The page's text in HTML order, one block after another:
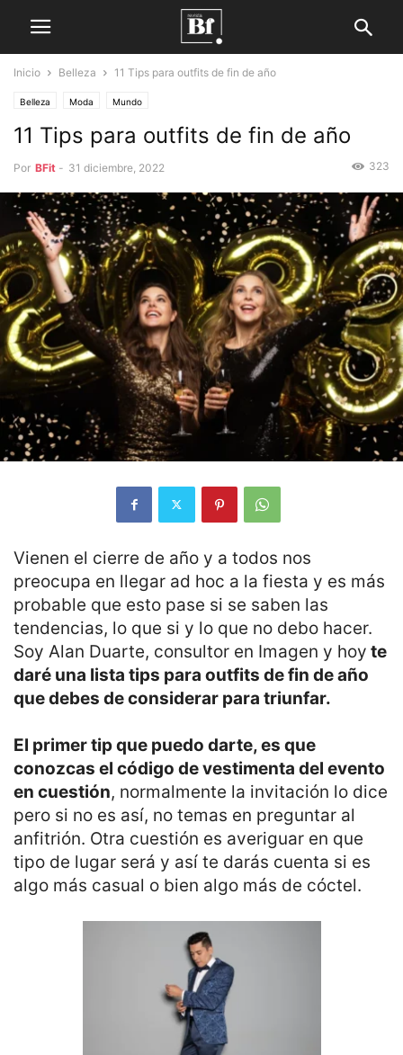
Inicio Belleza 11 Tips para outfits de fin de año
Belleza Moda Mundo
11 Tips para outfits de fin de año
Por BFit - 31 diciembre, 2022 323
Vienen el cierre de año y a todos nos
preocupa en llegar ad hoc a la fiesta y es más
probable que esto pase si se saben las
tendencias, lo que si y lo que no debo hacer.
Soy Alan Duarte, consultor en Imagen y hoy te
daré una lista tips para outfits de fin de año
que debes de considerar para triunfar.
El primer tip que puedo darte, es que
conozcas el código de vestimenta del evento
en cuestión, normalmente la invitación lo dice
pero si no es así, no temas en preguntar al
anfitrión. Otra cuestión es averiguar en que
tipo de lugar será y así te darás cuenta si es
algo más casual o bien algo más de cóctel.